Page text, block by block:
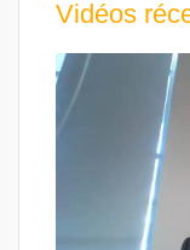
Vidéos